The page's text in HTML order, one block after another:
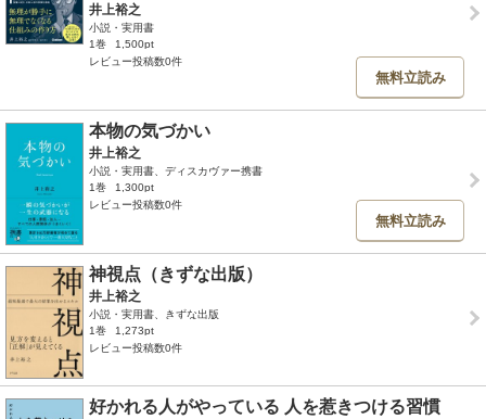
井上裕之
小説・実用書
1巻
1,500pt
レビュー投稿数0件
無料立読み
本物の気づかい
井上裕之
小説・実用書、ディスカヴァー携書
1巻
1,300pt
レビュー投稿数0件
無料立読み
神視点（きずな出版）
井上裕之
小説・実用書、きずな出版
1巻
1,273pt
レビュー投稿数0件
好かれる人がやっている 人を惹きつける習慣